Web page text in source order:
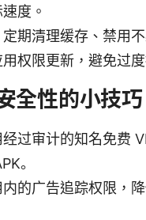
度。
期清理缓存、禁用
权限更新，避免过度
全性的小技巧
过审计的知名免费
。
的广告追踪权限，